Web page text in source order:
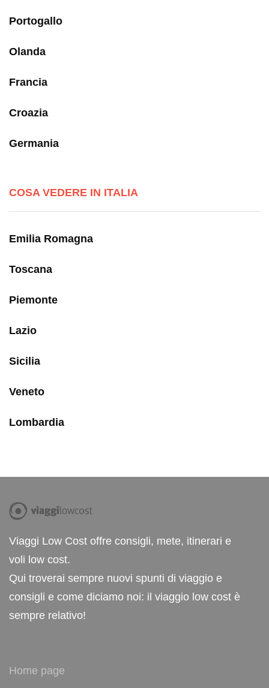
Portogallo
Olanda
Francia
Croazia
Germania
COSA VEDERE IN ITALIA
Emilia Romagna
Toscana
Piemonte
Lazio
Sicilia
Veneto
Lombardia
Viaggi Low Cost offre consigli, mete, itinerari e
voli low cost.
Qui troverai sempre nuovi spunti di viaggio e
consigli e come diciamo noi: il viaggio low cost è
sempre relativo!
Home page